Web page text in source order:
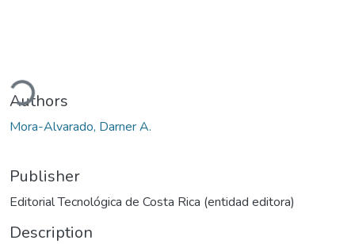
Authors
Mora-Alvarado, Darner A.
Publisher
Editorial Tecnológica de Costa Rica (entidad editora)
Description